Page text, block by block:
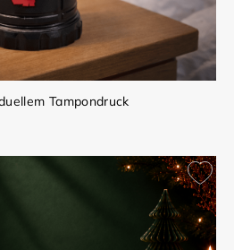
Tampondruck